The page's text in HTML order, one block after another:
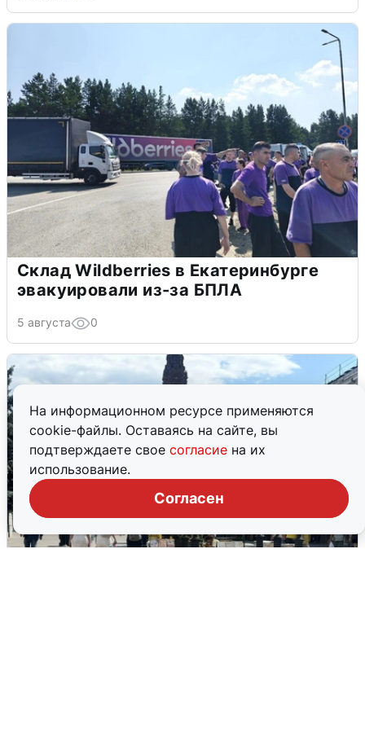
На информационном ресурсе применяются
cookie-файлы. Оставаясь на сайте, вы
подтверждаете свое согласие на их
использование.
Согласен
Склад Wildberries в Екатеринбурге
эвакуировали из-за БПЛА
5 августа 0